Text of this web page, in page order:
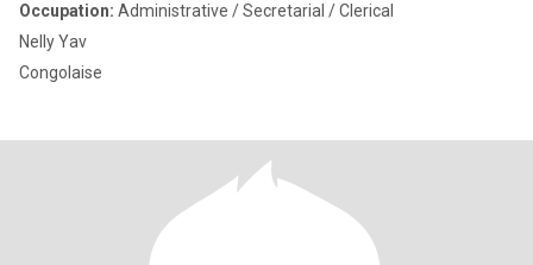
Occupation: Administrative / Secretarial / Clerical
Nelly Yav
Congolaise